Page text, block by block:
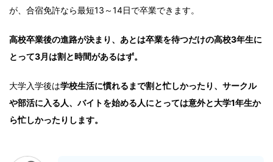
が、合宿免許なら最短13～14日で卒業できます。
高校卒業後の進路が決まり、あとは卒業を待つだけの高校3年生に
とって3月は割と時間があるはず。
大学入学後は学校生活に慣れるまで割と忙しかったり、サークル
や部活に入る人、バイトを始める人にとっては意外と大学1年生か
ら忙しかったりします。